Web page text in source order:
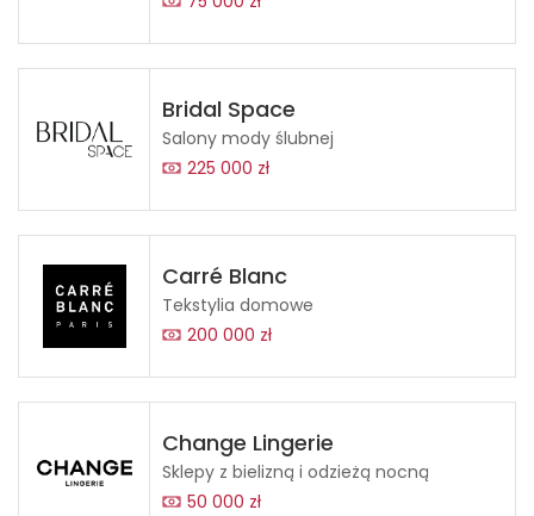
Bridal Space
Salony mody ślubnej
225 000 zł
Carré Blanc
Tekstylia domowe
200 000 zł
Change Lingerie
Sklepy z bielizną i odzieżą nocną
50 000 zł